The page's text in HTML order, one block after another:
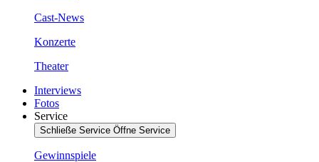
Cast-News
Konzerte
Theater
Interviews
Fotos
Service
Schließe Service Öffne Service
Gewinnspiele